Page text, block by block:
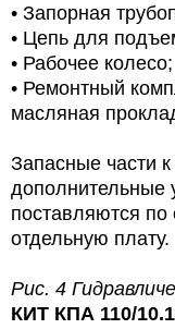
• Запорная
• Цепь для
• Рабочее колесо;
• Ремонтный
масляная
Запасные части к
дополнительные
поставляются по
отдельную плату.
Рис. 4
КИТ КПА 110/